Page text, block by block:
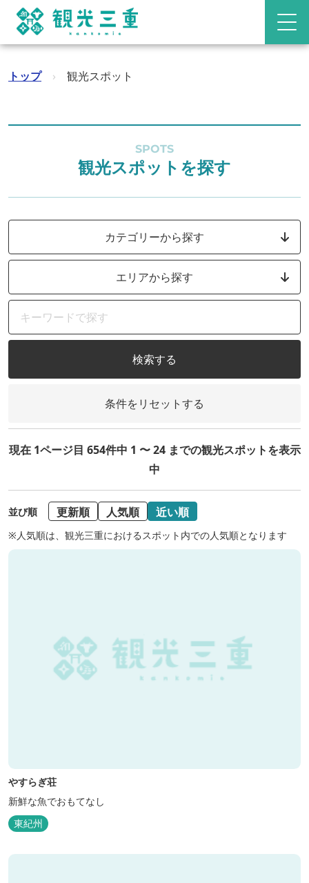
トップ › 観光スポット
SPOTS
観光スポットを探す
カテゴリーから探す
エリアから探す
検索する
条件をリセットする
現在 1ページ目 654件中 1 〜 24 までの観光スポットを表示
中
並び順 更新順 人気順 近い順
※人気順は、観光三重におけるスポット内での人気順となります
やすらぎ荘
新鮮な魚でおもてなし
東紀州